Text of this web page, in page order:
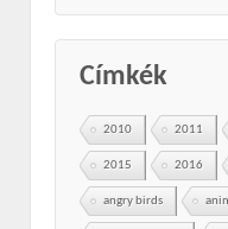
Címkék
2010 2011
2015 2016
angry birds